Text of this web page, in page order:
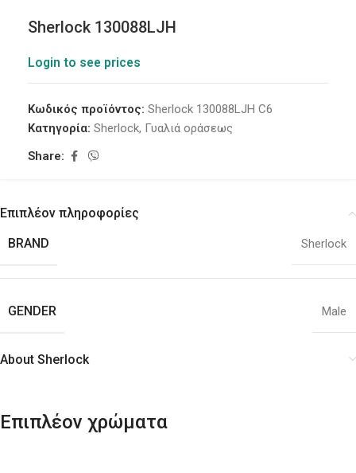
Sherlock 130088LJH
Login to see prices
Κωδικός προϊόντος: Sherlock 130088LJH C6
Κατηγορία: Sherlock, Γυαλιά οράσεως
Share:
Επιπλέον πληροφορίες
BRAND
Sherlock
GENDER Male
About Sherlock
Επιπλέον χρώματα